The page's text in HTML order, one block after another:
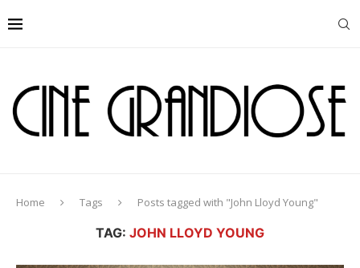
Home Tags Posts tagged with "John Lloyd Young"
TAG: JOHN LLOYD YOUNG